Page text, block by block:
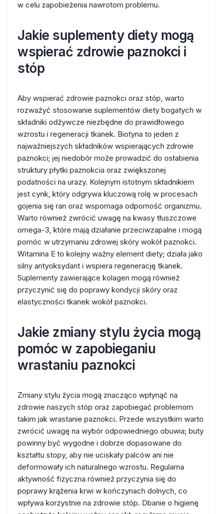
w celu zapobieżenia nawrotom problemu.
Jakie suplementy diety mogą
wspierać zdrowie paznokci i
stóp
Aby wspierać zdrowie paznokci oraz stóp, warto
rozważyć stosowanie suplementów diety bogatych w
składniki odżywcze niezbędne do prawidłowego
wzrostu i regeneracji tkanek. Biotyna to jeden z
najważniejszych składników wspierających zdrowie
paznokci; jej niedobór może prowadzić do osłabienia
struktury płytki paznokcia oraz zwiększonej
podatności na urazy. Kolejnym istotnym składnikiem
jest cynk, który odgrywa kluczową rolę w procesach
gojenia się ran oraz wspomaga odporność organizmu.
Warto również zwrócić uwagę na kwasy tłuszczowe
omega-3, które mają działanie przeciwzapalne i mogą
pomóc w utrzymaniu zdrowej skóry wokół paznokci.
Witamina E to kolejny ważny element diety; działa jako
silny antyoksydant i wspiera regenerację tkanek.
Suplementy zawierające kolagen mogą również
przyczynić się do poprawy kondycji skóry oraz
elastyczności tkanek wokół paznokci.
Jakie zmiany stylu życia mogą
pomóc w zapobieganiu
wrastaniu paznokci
Zmiany stylu życia mogą znacząco wpłynąć na
zdrowie naszych stóp oraz zapobiegać problemom
takim jak wrastanie paznokci. Przede wszystkim warto
zwrócić uwagę na wybór odpowiedniego obuwia; buty
powinny być wygodne i dobrze dopasowane do
kształtu stopy, aby nie uciskały palców ani nie
deformowały ich naturalnego wzrostu. Regularna
aktywność fizyczna również przyczynia się do
poprawy krążenia krwi w kończynach dolnych, co
wpływa korzystnie na zdrowie stóp. Dbanie o higienę